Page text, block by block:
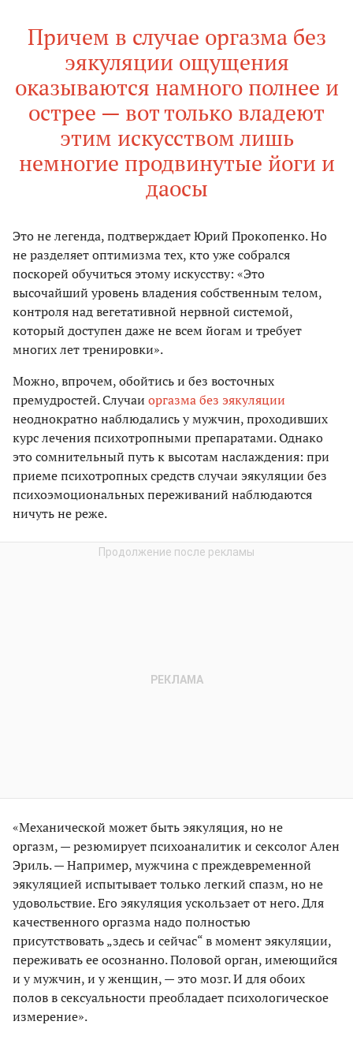
Причем в случае оргазма без
эякуляции ощущения
оказываются намного полнее и
острее — вот только владеют
этим искусством лишь
немногие продвинутые йоги и
даосы
Это не легенда, подтверждает Юрий Прокопенко. Но
не разделяет оптимизма тех, кто уже собрался
поскорей обучиться этому искусству: «Это
высочайший уровень владения собственным телом,
контроля над вегетативной нервной системой,
который доступен даже не всем йогам и требует
многих лет тренировки».
Можно, впрочем, обойтись и без восточных
премудростей. Случаи оргазма без эякуляции
неоднократно наблюдались у мужчин, проходивших
курс лечения психотропными препаратами. Однако
это сомнительный путь к высотам наслаждения: при
приеме психотропных средств случаи эякуляции без
психоэмоциональных переживаний наблюдаются
ничуть не реже.
«Механической может быть эякуляция, но не
оргазм, — резюмирует психоаналитик и сексолог Ален
Эриль. — Например, мужчина с преждевременной
эякуляцией испытывает только легкий спазм, но не
удовольствие. Его эякуляция ускользает от него. Для
качественного оргазма надо полностью
присутствовать „здесь и сейчас“ в момент эякуляции,
переживать ее осознанно. Половой орган, имеющийся
и у мужчин, и у женщин, — это мозг. И для обоих
полов в сексуальности преобладает психологическое
измерение».